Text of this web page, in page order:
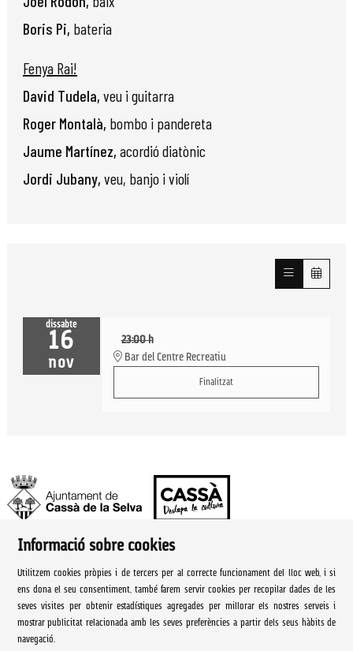
Boris Pi, bateria
Fenya Rai!
David Tudela, veu i guitarra
Roger Montalà, bombo i pandereta
Jaume Martínez, acordió diatònic
Jordi Jubany, veu, banjo i violí
dissabte
16
nov
23:00 h
Bar del Centre Recreatiu
Finalitzat
Ajuntament de Cassà de la Selva | Àrea de cultura
Rambla Onze de Setembre, 107
Cassà de la Selva Tel. 972 460 005
culturacassa@cassa.cat
Informació sobre cookies
Utilitzem cookies pròpies i de tercers per al correcte funcionament del lloc web, i si
ens dona el seu consentiment, també farem servir cookies per recopilar dades de les
seves visites per obtenir estadístiques agregades per millorar els nostres serveis i
mostrar publicitat relacionada amb les seves preferències a partir dels seus hàbits de
navegació.